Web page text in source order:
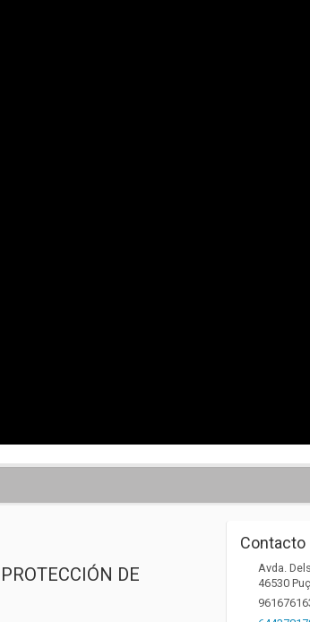
DE
Contacto
Avda.
46530